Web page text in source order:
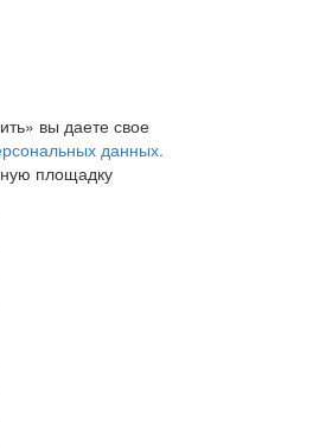
вы даете свое
данных.
площадку